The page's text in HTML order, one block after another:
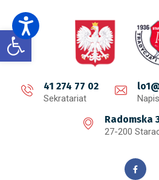
Open toolbar
41 274 77 02
Sekratariat
Radomska
27-200